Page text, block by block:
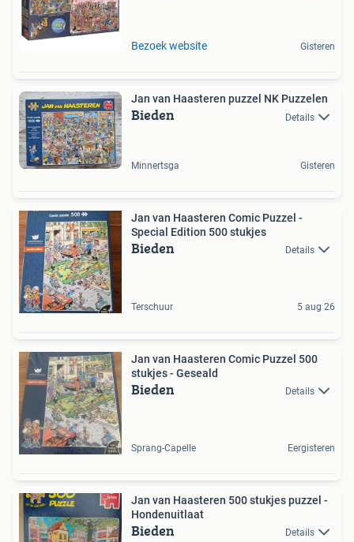
Bezoek website Gisteren
Jan van Haasteren puzzel NK Puzzelen
Bieden Details
Minnertsga Gisteren
Jan van Haasteren Comic Puzzel -
Special Edition 500 stukjes
Bieden Details
Terschuur 5 aug 26
Jan van Haasteren Comic Puzzel 500
stukjes - Geseald
Bieden Details
Sprang-Capelle Eergisteren
Jan van Haasteren 500 stukjes puzzel -
Hondenuitlaat
Bieden Details